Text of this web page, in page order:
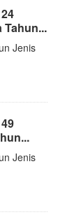
Tahun...
Jenis
Jenis